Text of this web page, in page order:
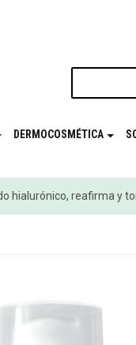
DERMOCOSMÉTICA
hialurónico, reafirma y